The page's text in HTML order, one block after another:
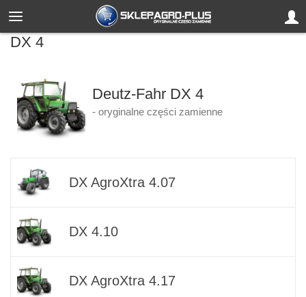
DX 4
Deutz-Fahr DX 4
- oryginalne części zamienne
DX AgroXtra 4.07
DX 4.10
DX AgroXtra 4.17